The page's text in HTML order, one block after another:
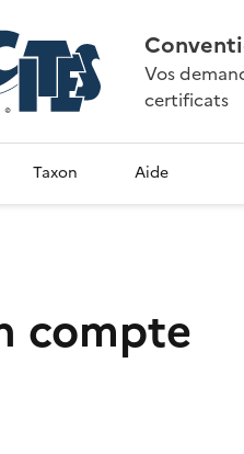
Vos
certificats
Taxon Aide
compte